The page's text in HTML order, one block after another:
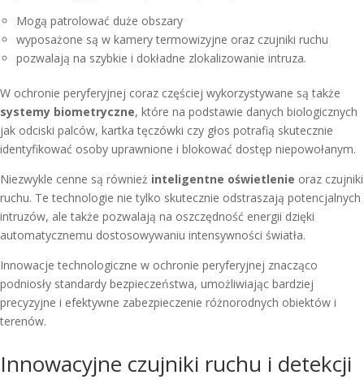
Mogą patrolować duże obszary
wyposażone są w kamery termowizyjne oraz czujniki ruchu
pozwalają na szybkie i dokładne zlokalizowanie intruza.
W ochronie peryferyjnej coraz częściej wykorzystywane są także
systemy biometryczne, które na podstawie danych biologicznych
jak odciski palców, kartka tęczówki czy głos potrafią skutecznie
identyfikować osoby uprawnione i blokować dostęp niepowołanym.
Niezwykle cenne są również inteligentne oświetlenie oraz czujniki
ruchu. Te technologie nie tylko skutecznie odstraszają potencjalnych
intruzów, ale także pozwalają na oszczędność energii dzięki
automatycznemu dostosowywaniu intensywności światła.
Innowacje technologiczne w ochronie peryferyjnej znacząco
podniosły standardy bezpieczeństwa, umożliwiając bardziej
precyzyjne i efektywne zabezpieczenie różnorodnych obiektów i
terenów.
Innowacyjne czujniki ruchu i detekcji